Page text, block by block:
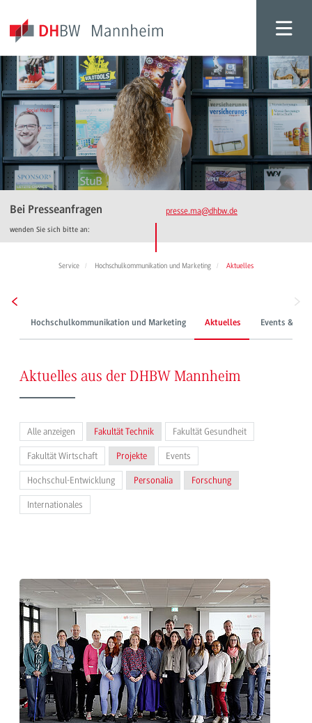
Bei Presseanfragen
wenden Sie sich bitte an:
presse.ma@dhbw.de
Service Hochschulkommunikation und Marketing Aktuelles
Hochschulkommunikation und Marketing Aktuelles Events &
Aktuelles aus der DHBW Mannheim
Alle anzeigen Fakultät Technik Fakultät Gesundheit
Fakultät Wirtschaft Projekte Events
Hochschul-Entwicklung Personalia Forschung
Internationales